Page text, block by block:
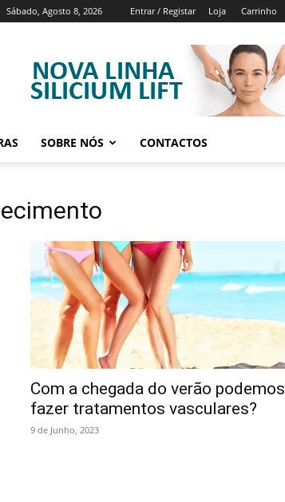
Sábado, Agosto 8, 2026 Entrar / Registar Loja Carrinho
SOBRE NÓS CONTACTOS
Com a chegada do verão podemos
fazer tratamentos vasculares?
9 de Junho, 2023